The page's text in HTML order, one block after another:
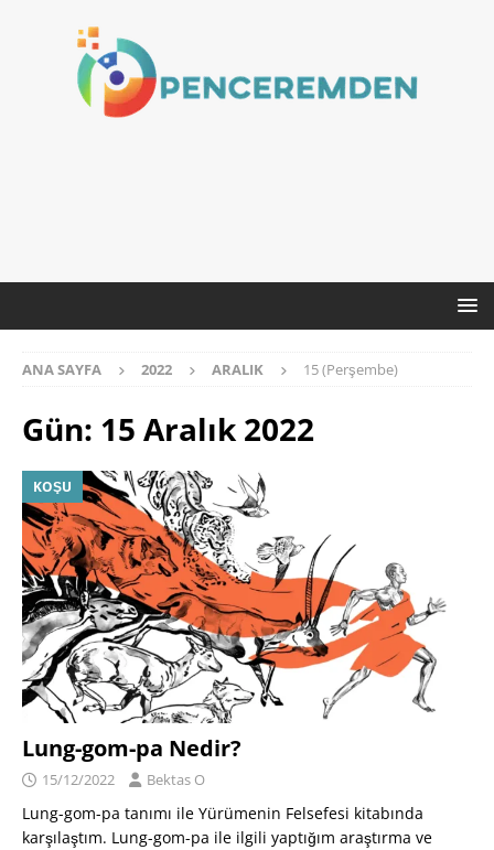
ANA SAYFA 2022 ARALIK 15 (Perşembe)
Gün: 15 Aralık 2022
KOŞU
Lung-gom-pa Nedir?
15/12/2022 Bektas O
Lung-gom-pa tanımı ile Yürümenin Felsefesi kitabında
karşılaştım. Lung-gom-pa ile ilgili yaptığım araştırma ve